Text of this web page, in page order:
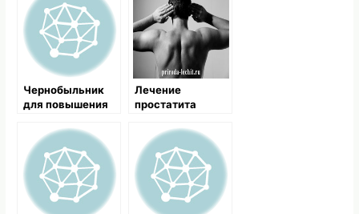
Чернобыльник
для повышения
Лечение
простатита
средствами,
народные
методы и
рецепты